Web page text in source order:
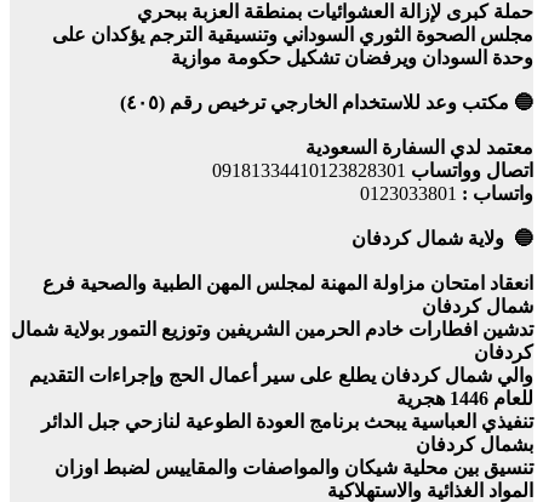
حملة كبرى لإزالة العشوائيات بمنطقة العزبة ببحري
مجلس الصحوة الثوري السوداني وتنسيقية الترجم يؤكدان على
وحدة السودان ويرفضان تشكيل حكومة موازية
🔵 مكتب وعد للاستخدام الخارجي ترخيص رقم (٤٠٥)
معتمد لدي السفارة السعودية
اتصال وواتساب 09181334410123828301
واتساب : 0123033801
🔵 ولاية شمال كردفان
انعقاد امتحان مزاولة المهنة لمجلس المهن الطبية والصحية فرع
شمال كردفان
تدشين افطارات خادم الحرمين الشريفين وتوزيع التمور بولاية شمال
كردفان
والي شمال كردفان يطلع على سير أعمال الحج وإجراءات التقديم
للعام 1446 هجرية
تنفيذي العباسية يبحث برنامج العودة الطوعية لنازحي جبل الدائر
بشمال كردفان
تنسيق بين محلية شيكان والمواصفات والمقاييس لضبط اوزان
المواد الغذائية والاستهلاكية